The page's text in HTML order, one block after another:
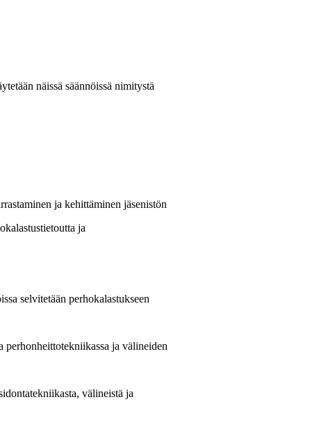
näissä säännöissä nimitystä
ja kehittäminen jäsenistön
ja
selvitetään perhokalastukseen
perhonheittotekniikassa ja välineiden
välineistä ja